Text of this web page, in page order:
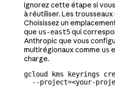
Ignorez cette étape si
à réutiliser. Les
Choisissez un
que us-east5qui
Anthropic que vous
multirégionaux comme us
charge.
gcloud kms keyrings
  --project=
<your-